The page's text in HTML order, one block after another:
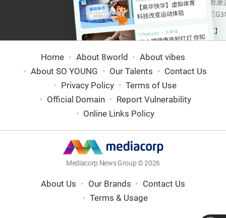
Home About 8world
About vibes
About SO YOUNG
Our Talents
Contact Us
Privacy Policy
Terms of Use
Official Domain
Report Vulnerability
Online Links Policy
Mediacorp News Group © 2026
About Us Our Brands
Contact Us
Terms & Usage